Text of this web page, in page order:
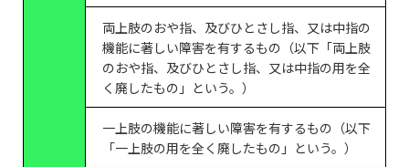
両上肢のおや指、及びひとさし指、又は中指の
機能に著しい障害を有するもの（以下「両上肢
のおや指、及びひとさし指、又は中指の用を全
く廃したもの」という。）
一上肢の機能に著しい障害を有するもの（以下
「一上肢の用を全く廃したもの」という。）